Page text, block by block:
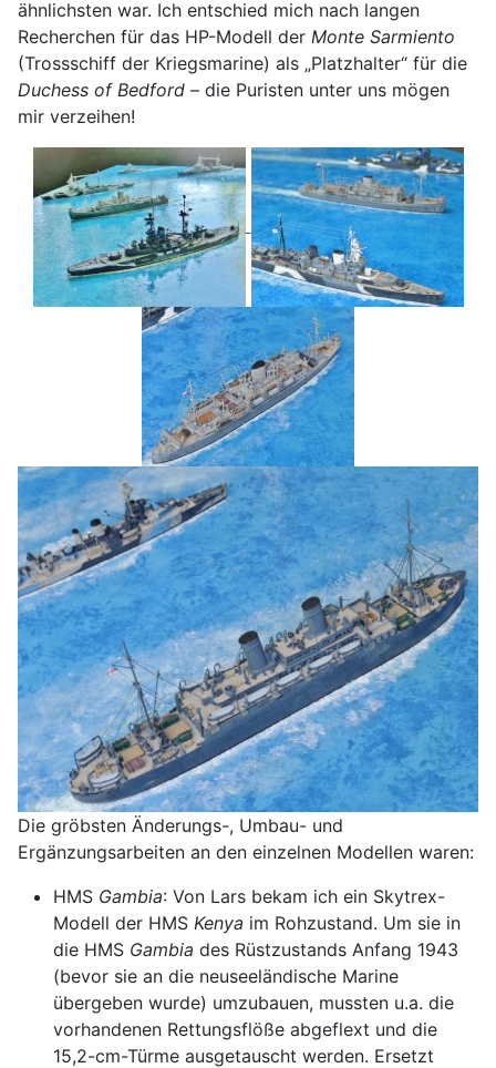
ähnlichsten war. Ich entschied mich nach langen
Recherchen für das HP-Modell der Monte Sarmiento
(Trossschiff der Kriegsmarine) als „Platzhalter“ für die
Duchess of Bedford – die Puristen unter uns mögen
mir verzeihen!
Die gröbsten Änderungs-, Umbau- und
Ergänzungsarbeiten an den einzelnen Modellen waren:
HMS Gambia: Von Lars bekam ich ein Skytrex-
Modell der HMS Kenya im Rohzustand. Um sie in
die HMS Gambia des Rüstzustands Anfang 1943
(bevor sie an die neuseeländische Marine
übergeben wurde) umzubauen, mussten u.a. die
vorhandenen Rettungsflöße abgeflext und die
15,2-cm-Türme ausgetauscht werden. Ersetzt